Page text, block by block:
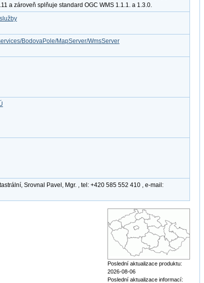
a zároveň splňuje standard OGC WMS 1.1.1. a 1.3.0.
BodovaPole/MapServer/WmsServer
Srovnal Pavel, Mgr. , tel: +420 585 552 410 , e-mail:
Poslední aktualizace produktu:
2026-08-06
Poslední aktualizace informací: